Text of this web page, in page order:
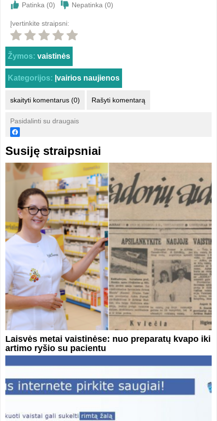
Patinka (0) Nepatinka (0)
Įvertinkite straipsni:
Žymos: vaistinės
Kategorijos: Įvairios naujienos
skaityti komentarus (0) Rašyti komentarą
Pasidalinti su draugais
Susiję straipsniai
Laisvės metai vaistinėse: nuo preparatų kvapo iki
artimo ryšio su pacientu